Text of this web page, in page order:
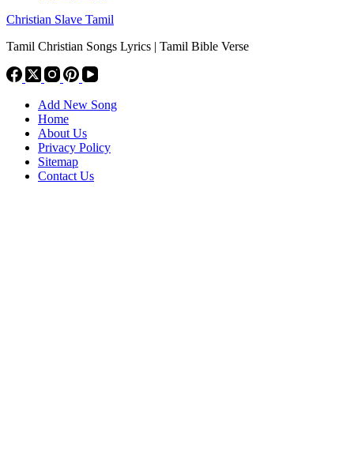
Christian Slave Tamil
Tamil Christian Songs Lyrics | Tamil Bible Verse
Add New Song
Home
About Us
Privacy Policy
Sitemap
Contact Us